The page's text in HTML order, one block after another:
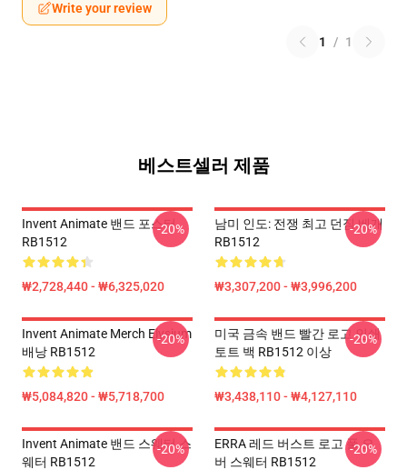
Write your review
1 / 1
베스트셀러 제품
Invent Animate 밴드 포스터
RB1512
₩2,728,440 - ₩6,325,020
-20%
남미 인도: 전쟁 최고 던짐 베개
RB1512
₩3,307,200 - ₩3,996,200
-20%
Invent Animate Merch Elysium
배낭 RB1512
₩5,084,820 - ₩5,718,700
-20%
미국 금속 밴드 빨간 로고 인쇄
토트 백 RB1512 이상
₩3,438,110 - ₩4,127,110
-20%
Invent Animate 밴드 스웨터 스
웨터 RB1512
-20%
ERRA 레드 버스트 로고 풀 오
버 스웨터 RB1512
-20%